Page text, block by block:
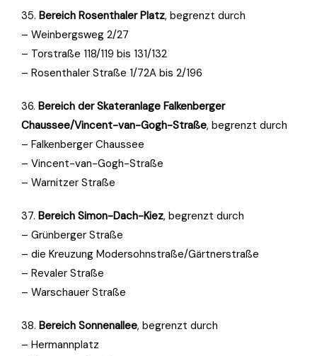
35. Bereich Rosenthaler Platz, begrenzt durch
– Weinbergsweg 2/27
– Torstraße 118/119 bis 131/132
– Rosenthaler Straße 1/72A bis 2/196
36. Bereich der Skateranlage Falkenberger
Chaussee/Vincent-van-Gogh-Straße, begrenzt durch
– Falkenberger Chaussee
– Vincent-van-Gogh-Straße
– Warnitzer Straße
37. Bereich Simon-Dach-Kiez, begrenzt durch
– Grünberger Straße
– die Kreuzung Modersohnstraße/Gärtnerstraße
– Revaler Straße
– Warschauer Straße
38. Bereich Sonnenallee, begrenzt durch
– Hermannplatz